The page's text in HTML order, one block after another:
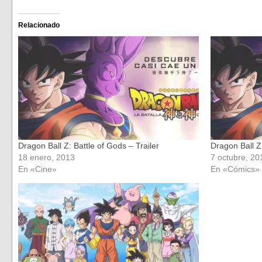
Facebook
(Se
abre
en
una
ventana
en
una
ventana
nueva)
Relacionado
Dragon Ball Z: Battle of Gods – Trailer
18 enero, 2013
En «Cine»
Dragon Ball
7 octubre,
En «Cómics»